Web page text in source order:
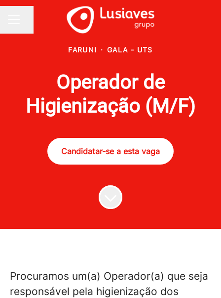
MENU DE CARREIRAS
Partilhar página
FARUNI · GALA - UTS
Operador de
Higienização (M/F)
Candidatar-se a esta vaga
Procuramos um(a) Operador(a) que seja
responsável pela higienização dos